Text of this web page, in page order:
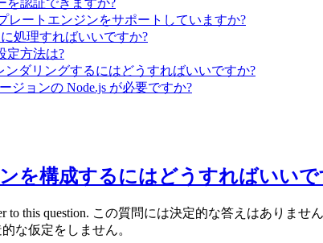
を構成するにはどうすればいいで
to this question. この質問には決定的な答えはありませ
な仮定をしません。
レートエンジンをサポートしていますか?
処理すればいいですか?
定方法は?
ダリングするにはどうすればいいですか?
ジョンの Node.js が必要ですか?